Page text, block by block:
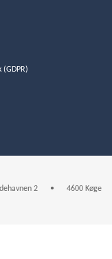
2 • 4600 Køge